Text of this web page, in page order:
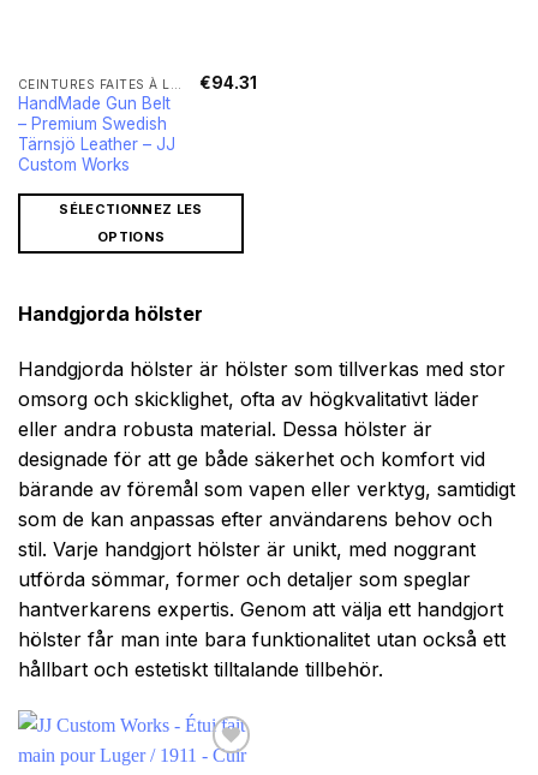
HandMade Gun Belt
– Premium Swedish
Tärnsjö Leather – JJ
Custom Works
€94.31
SÉLECTIONNEZ LES
OPTIONS
Handgjorda hölster
Handgjorda hölster är hölster som tillverkas med stor
omsorg och skicklighet, ofta av högkvalitativt läder
eller andra robusta material. Dessa hölster är
designade för att ge både säkerhet och komfort vid
bärande av föremål som vapen eller verktyg, samtidigt
som de kan anpassas efter användarens behov och
stil. Varje handgjort hölster är unikt, med noggrant
utförda sömmar, former och detaljer som speglar
hantverkarens expertis. Genom att välja ett handgjort
hölster får man inte bara funktionalitet utan också ett
hållbart och estetiskt tilltalande tillbehör.